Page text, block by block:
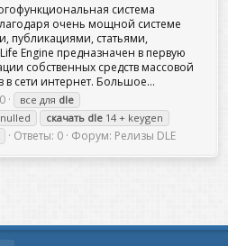
система
очень мощной системе
публикациями, статьями,
Engine предназначен в первую
собственных средств массовой
сети интернет. Большое...
все для dle
скачать dle 14 + keygen
Ответы: 0 Форум: Релизы DLE